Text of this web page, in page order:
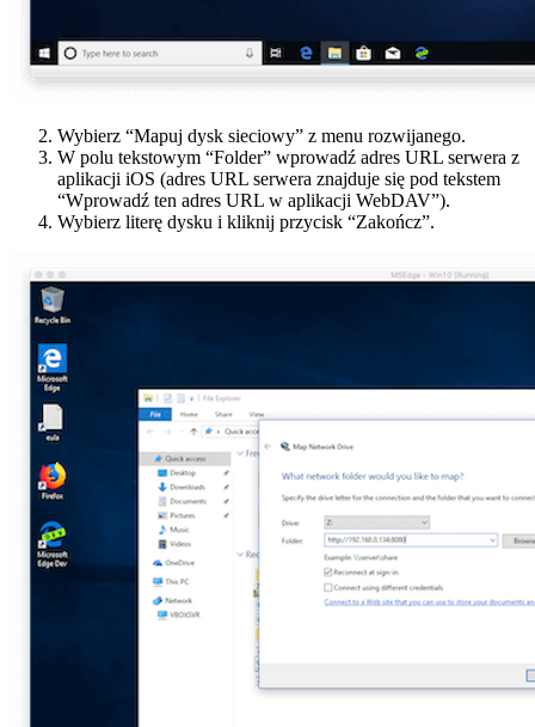
Wybierz “Mapuj dysk sieciowy” z menu rozwijanego.
W polu tekstowym “Folder” wprowadź adres URL serwera z
aplikacji iOS (adres URL serwera znajduje się pod tekstem
“Wprowadź ten adres URL w aplikacji WebDAV”).
Wybierz literę dysku i kliknij przycisk “Zakończ”.